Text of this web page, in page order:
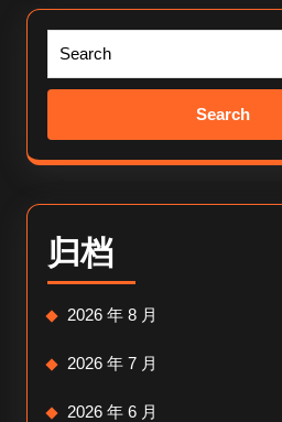
Search
归档
2026 年 8 月
2026 年 7 月
2026 年 6 月